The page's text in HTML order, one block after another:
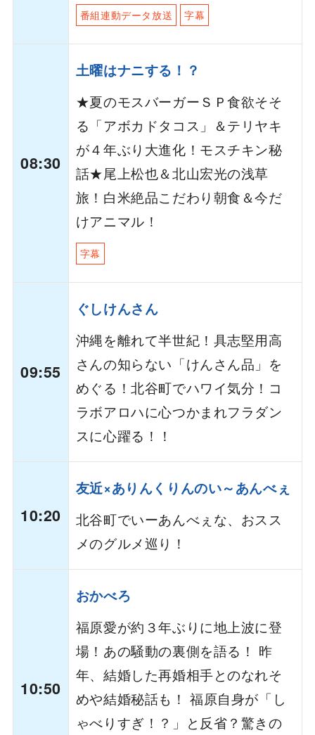
番組連動データ放送 字幕
08:30
土曜はナニする！？
★夏のモスバーガーＳＰ食欲そそ
る「アボカドタコス」＆テリヤキ
が４年ぶり大進化！モスチキン秘
話★尾上松也＆北山宏光の浅草
旅！白米絶品こだわり朝食＆今だ
けアニマル！
字幕
09:55
ぐしけんさん
沖縄を離れて半世紀！具志堅用高
さんの知らない「けんさん品」を
めぐる！北谷町でハワイ気分！コ
ラボアロハに心つかまれフラダン
スに心躍る！！
10:20
友近×ありんくりんのい～あんべぇ
北谷町でいーあんべぇな、おスス
メのグルメ巡り！
10:50
おかべろ
福原愛が約３年ぶりに地上波に登
場！あの騒動の裏側を語る！ 昨
年、結婚した再婚相手とのなれそ
めや結婚秘話も！ 福原自身が「し
ゃべりすぎ！？」と反省？驚きの